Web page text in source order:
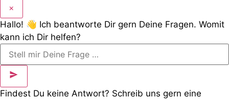
×
Hallo! 👋 Ich beantworte Dir gern Deine Fragen. Womit
kann ich Dir helfen?
Findest Du keine Antwort? Schreib uns gern eine